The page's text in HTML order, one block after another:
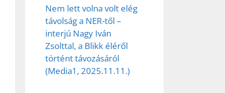
Nem lett volna volt elég
távolság a NER-től –
interjú Nagy Iván
Zsolttal, a Blikk éléről
történt távozásáról
(Media1, 2025.11.11.)